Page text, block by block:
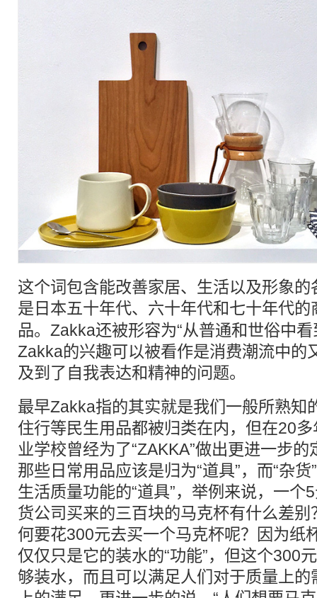
这个词包含能改善家居、生活以及形象
是 日本五十年代、六十年代和七十年代
品。Zakka还被形容为“从普通和世俗中
Zakka的兴趣可以被看作是消费潮流中的
及到了自我表达和精神的问题。
最早Zakka指的其实就是我们一般所熟知
住行等民生用品都被归类在内，但在20
业学校曾经为了“ZAKKA”做出更进一步
那些日常用品应该是归为“道具”，而“杂
生活质量功能的“道具”，举例来说，一个
货公司买来的三百块的马克杯有什么差
何要花300元去买一个马克杯呢？因为纸
仅仅只是它的装水的“功能”，但这个300
够装水，而且可以满足人们对于质量上